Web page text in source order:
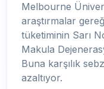
Melbourne
araştırmalar
tüketiminin Sarı
Makula
Buna karşılık
azaltıyor.